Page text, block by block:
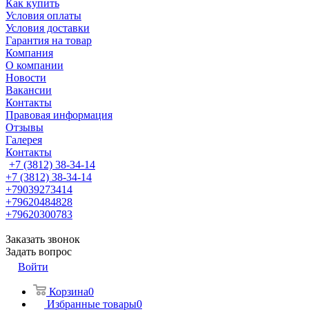
Как купить
Условия оплаты
Условия доставки
Гарантия на товар
Компания
О компании
Новости
Вакансии
Контакты
Правовая информация
Отзывы
Галерея
Контакты
+7 (3812) 38-34-14
+7 (3812) 38-34-14
+79039273414
+79620484828
+79620300783
Заказать звонок
Задать вопрос
Войти
Корзина0
Избранные товары0